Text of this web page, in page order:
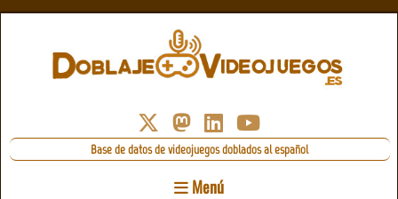
Base de datos de videojuegos doblados al español
Menú